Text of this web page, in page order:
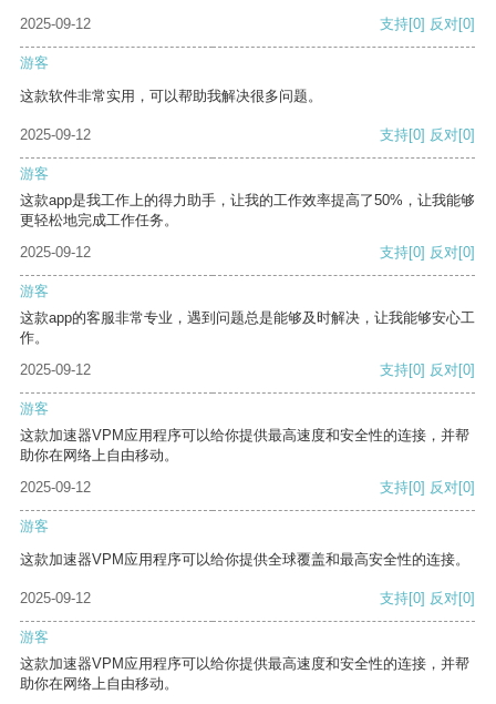
2025-09-12 支持[0] 反对[0]
游客
这款软件非常实用，可以帮助我解决很多问题。
2025-09-12 支持[0] 反对[0]
游客
这款app是我工作上的得力助手，让我的工作效率提高了50%，让我能够
更轻松地完成工作任务。
2025-09-12
支持[0] 反对[0]
游客
这款app的客服非常专业，遇到问题总是能够及时解决，让我能够安心工
作。
2025-09-12
支持[0] 反对[0]
游客
这款加速器VPM应用程序可以给你提供最高速度和安全性的连接，并帮
助你在网络上自由移动。
2025-09-12
支持[0] 反对[0]
游客
这款加速器VPM应用程序可以给你提供全球覆盖和最高安全性的连接。
2025-09-12 支持[0] 反对[0]
游客
这款加速器VPM应用程序可以给你提供最高速度和安全性的连接，并帮
助你在网络上自由移动。